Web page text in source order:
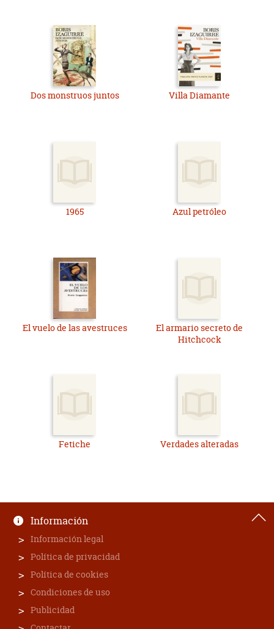
Dos monstruos juntos Villa Diamante
1965 Azul petróleo
El vuelo de las avestruces
El armario secreto de
Hitchcock
Fetiche Verdades alteradas
Información
Información legal
Política de privacidad
Política de cookies
Condiciones de uso
Publicidad